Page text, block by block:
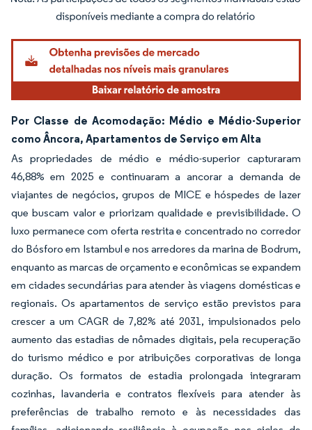
Imagem © Mordor Intelligence. O reuso requer atribuição conforme CC BY 4.0.
Por Classe de Acomodação: Médio e Médio-Superior
como Âncora, Apartamentos de Serviço em Alta
As propriedades de médio e médio-superior capturaram
46,88% em 2025 e continuaram a ancorar a demanda de
viajantes de negócios, grupos de MICE e hóspedes de lazer
que buscam valor e priorizam qualidade e previsibilidade. O
luxo permanece com oferta restrita e concentrado no corredor
do Bósforo em Istambul e nos arredores da marina de Bodrum,
enquanto as marcas de orçamento e econômicas se expandem
em cidades secundárias para atender às viagens domésticas e
regionais. Os apartamentos de serviço estão previstos para
crescer a um CAGR de 7,82% até 2031, impulsionados pelo
aumento das estadias de nômades digitais, pela recuperação
do turismo médico e por atribuições corporativas de longa
duração. Os formatos de estadia prolongada integraram
cozinhas, lavanderia e contratos flexíveis para atender às
preferências de trabalho remoto e às necessidades das